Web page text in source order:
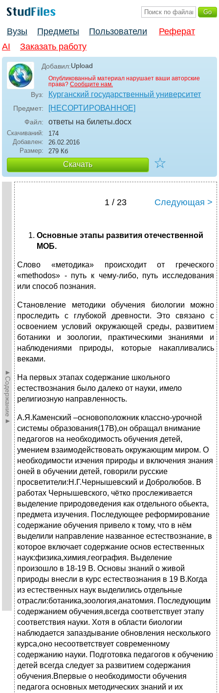
Вузы Предметы Пользователи
Реферат
AI
Заказать работу
Добавил:Upload
Опубликованный материал нарушает ваши авторские
права? Сообщите нам.
Вуз: Курганский государственный университет
Предмет: [НЕСОРТИРОВАННОЕ]
Файл: ответы на билеты.docx
Скачиваний:
174
Добавлен:
26.02.2016
Размер:
279 Кб
Скачать ☆
►Содержание►
1 / 23 Следующая >
Основные этапы развития отечественной
МОБ.
Слово «методика» происходит от греческого
«methodos» - путь к чему-либо, путь исследования
или способ познания.
Становление методики обучения биологии можно
проследить с глубокой древности. Это связано с
освоением условий окружающей среды, развитием
ботаники и зоологии, практическими знаниями и
наблюдениями природы, которые накапливались
веками.
На первых этапах содержание школьного
естествознания было далеко от науки, имело
религиозную направленность.
А.Я.Каменский –основоположник классно-урочной
системы образования(17В),он обращал внимание
педагогов на необходимость обучения детей,
умением взаимодействовать окружающим миром. О
необходимости изчения природы и включения знания
оней в обучении детей, говорили русские
просветители:Н.Г.Чернышевский и Добролюбов. В
работах Чернышевского, чётко прослеживается
выделение природоведения как отдельного обьекта,
предмета изучения. Последующее реформирование
содержание обучения привело к тому, что в нём
выделили направление названное естествознание, в
которое включает содержание основ естественных
наук:физика,химия,география. Выделение
произошло в 18-19 В. Основы знаний о живой
природы внесли в курс естествознания в 19 В.Когда
из естественных наук выделились отдельные
отрасли:ботаника,зоология,анатомия. Последующим
содержанием обучения,всегда соответствует этапу
соответствия науки. Хотя в области биологии
наблюдается запаздывание обновления несколького
курса,оно несоответствует современному
содержанию науки. Подготовка педагогов к обучению
детей всегда следует за развитием содержания
обучения.Впервые о необходимости обучения
педагога основных методических знаний и их